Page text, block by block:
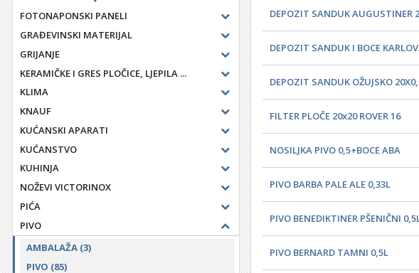
FOTONAPONSKI PANELI
GRAĐEVINSKI MATERIJAL
GRIJANJE
KERAMIČKE I GRES PLOČICE, LJEPILA ...
KLIMA
KNAUF
KUĆANSKI APARATI
KUĆANSTVO
KUHINJA
NOŽEVI VICTORINOX
PIĆA
PIVO
AMBALAŽA (3)
PIVO (85)
DEPOZIT SANDUK AUGUSTINER
DEPOZIT SANDUK I BOCE
DEPOZIT SANDUK OŽUJSKO
FILTER PLOČE 20x20 ROVER 16
NOSILJKA PIVO 0,5+BOCE ABA
PIVO BARBA PALE ALE 0,33L
PIVO BENEDIKTINER PŠENIČNI
PIVO BERNARD TAMNI 0,5L